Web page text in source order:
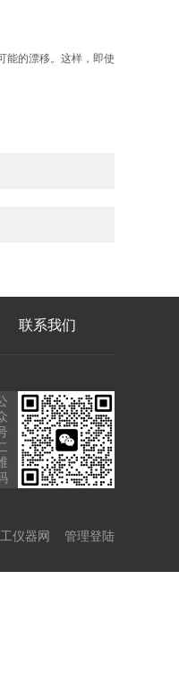
的漂移。这样，即使
联系我们
仪器网 管理登陆